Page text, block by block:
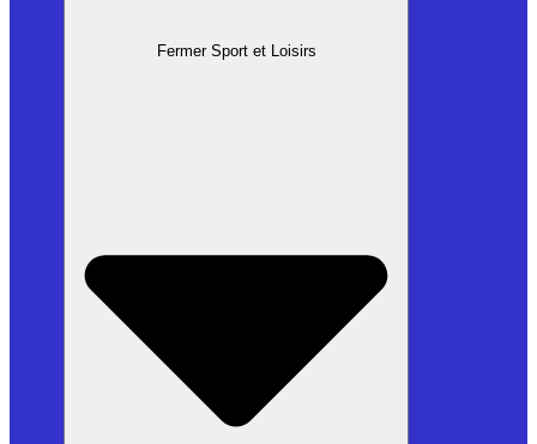
Fermer Sport et Loisirs